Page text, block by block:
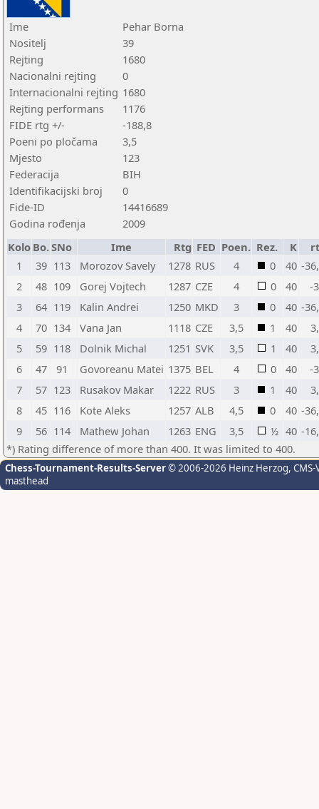
Ime
Pehar Borna
Nositelj
39
Rejting
1680
Nacionalni rejting
0
Internacionalni rejting 1680
Rejting performans
1176
FIDE rtg +/-
-188,8
Poeni po pločama
3,5
Mjesto
123
Federacija
BIH
Identifikacijski broj
0
Fide-ID
14416689
Godina rođenja
2009
Kolo Bo.SNo Ime Rtg FED Poen. Rez. K
1
39 113 Morozov Savely 1278 RUS 4 0 40 -
2
48 109 Gorej Vojtech 1287 CZE 4 0 40
-
3
64 119 Kalin Andrei 1250 MKD 3 0 40 -
4
70 134 Vana Jan 1118 CZE 3,5 1 40
5
59 118 Dolnik Michal 1251 SVK 3,5 1 40
6
47 91 Govoreanu Matei 1375 BEL 4 0 40
-
7
57 123 Rusakov Makar 1222 RUS 3 1 40
8
45 116 Kote Aleks 1257 ALB 4,5 0 40 -
9
56 114 Mathew Johan 1263 ENG 3,5 ½ 40 -
*) Rating difference of more than 400. It was limited to 400.
Chess-Tournament-Results-Server© 2006-2026 Heinz Herzog,
masthead